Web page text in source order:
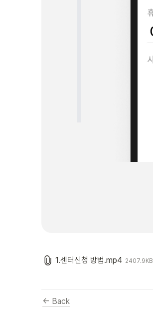
1.센터신청 방법.mp4 2407.9KB
← Back